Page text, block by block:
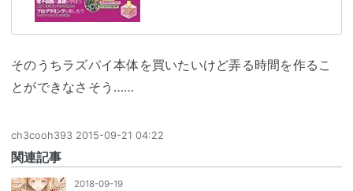
そのうちラズパイ本体を買いたいけど弄る時間を作るこ
とができなさそう……
ch3cooh393 2015-09-21 04:22
関連記事
2018-09-19